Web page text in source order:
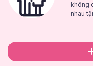
không
nhau